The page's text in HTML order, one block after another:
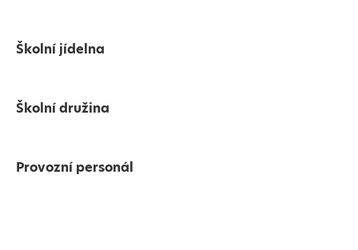
Školní jídelna
Školní družina
Provozní personál